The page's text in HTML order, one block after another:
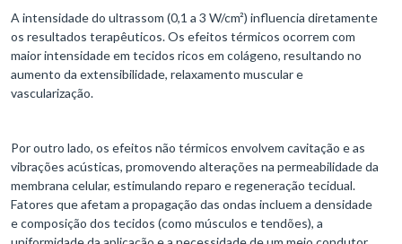
A intensidade do ultrassom (0,1 a 3 W/cm²) influencia diretamente
os resultados terapêuticos. Os efeitos térmicos ocorrem com
maior intensidade em tecidos ricos em colágeno, resultando no
aumento da extensibilidade, relaxamento muscular e
vascularização.
Por outro lado, os efeitos não térmicos envolvem cavitação e as
vibrações acústicas, promovendo alterações na permeabilidade da
membrana celular, estimulando reparo e regeneração tecidual.
Fatores que afetam a propagação das ondas incluem a densidade
e composição dos tecidos (como músculos e tendões), a